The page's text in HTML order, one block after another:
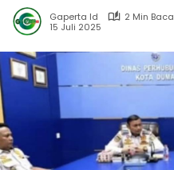
Gaperta Id
2 Min Baca
15 Juli 2025